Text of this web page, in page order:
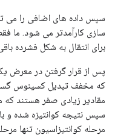
سپس داده های اضافی را می
سازی کارآمدتر می شود. ما
برای انتقال به شکل فشرده
که مخفف تبدیل کسینوس
مقادیر زیادی صفر هستند که
سپس نتیجه کوانتیزه شده و
مرحله کوانتیزاسیون تنها